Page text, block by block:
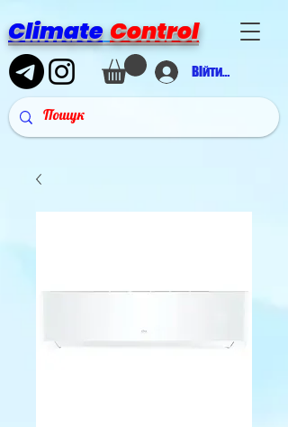
Climate Control
Війти в аккаунт